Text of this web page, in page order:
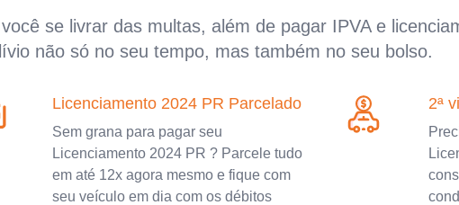
se livrar das multas, além de pagar IPVA e
não só no seu tempo, mas também no seu bolso.
Licenciamento 2024 PR Parcelado
Sem grana para pagar seu
Licenciamento 2024 PR ? Parcele tudo
em até 12x agora mesmo e fique com
seu veículo em dia com os débitos
2ª